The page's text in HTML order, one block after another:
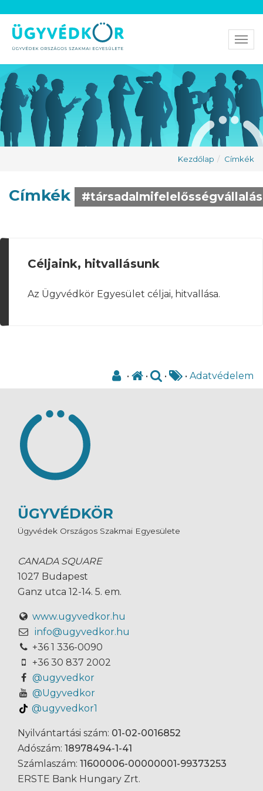
Kezdőlap Címkék
Címkék #társadalmifelelősségvállalás
Céljaink, hitvallásunk
Az Ügyvédkör Egyesület céljai, hitvallása.
• • • • Adatvédelem
ÜGYVÉDKÖR
Ügyvédek Országos Szakmai Egyesülete
CANADA SQUARE
1027 Budapest
Ganz utca 12-14. 5. em.
www.ugyvedkor.hu
info@ugyvedkor.hu
+36 1 336-0090
+36 30 837 2002
@ugyvedkor
@Ugyvedkor
@ugyvedkor1
Nyilvántartási szám: 01-02-0016852
Adószám: 18978494-1-41
Számlaszám: 11600006-00000001-99373253
ERSTE Bank Hungary Zrt.